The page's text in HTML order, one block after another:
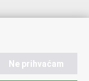
Ne prihvaćam